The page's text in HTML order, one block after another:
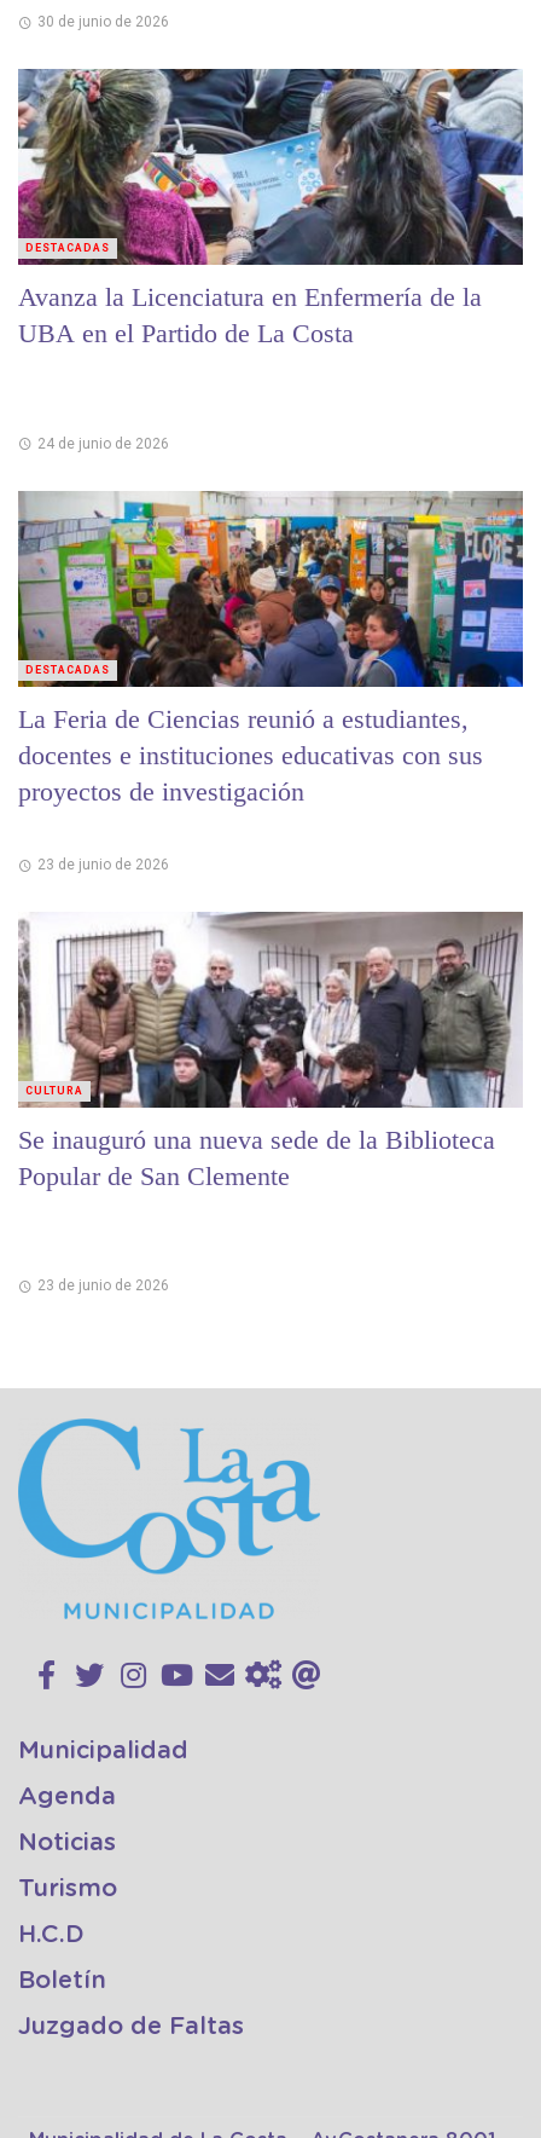
30 de junio de 2026
Avanza la Licenciatura en Enfermería de la
UBA en el Partido de La Costa
24 de junio de 2026
DESTACADAS
La Feria de Ciencias reunió a estudiantes,
docentes e instituciones educativas con sus
proyectos de investigación
23 de junio de 2026
DESTACADAS
Se inauguró una nueva sede de la Biblioteca
Popular de San Clemente
23 de junio de 2026
CULTURA
Municipalidad
Agenda
Noticias
Turismo
H.C.D
Boletín
Juzgado de Faltas